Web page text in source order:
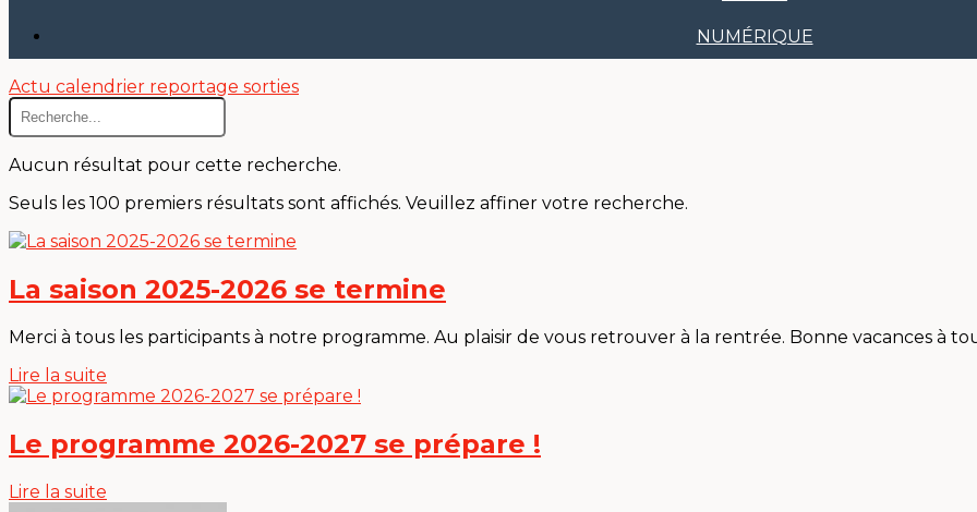
NUMÉRIQUE
Actu calendrier reportage sorties
Aucun résultat pour cette recherche.
Seuls les 100 premiers résultats sont affichés. Veuillez affiner votre recherche.
La saison 2025-2026 se termine
Merci à tous les participants à notre programme. Au plaisir de vous retrouver à la rentrée. Bonne vacances à
Lire la suite
Le programme 2026-2027 se prépare !
Lire la suite